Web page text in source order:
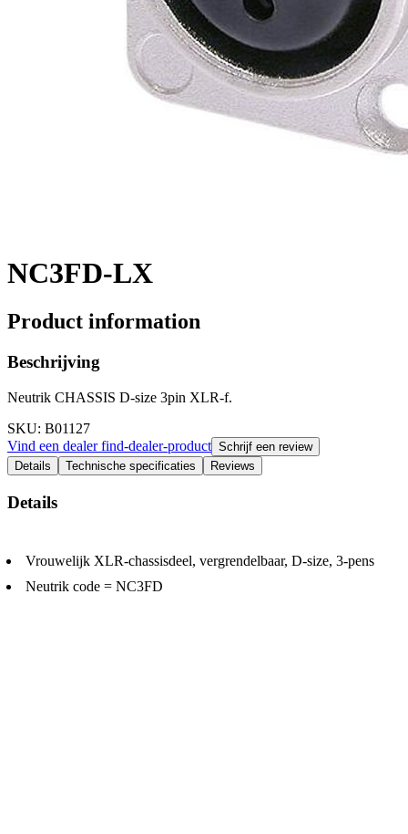
NC3FD-LX
Product information
Beschrijving
Neutrik CHASSIS D-size 3pin XLR-f.
SKU: B01127
Vind een dealerfind-dealer-product Schrijf een review
Details
Technische specificaties Reviews
Details
Vrouwelijk XLR-chassisdeel, vergrendelbaar, D-size, 3-pens
Neutrik code = NC3FD